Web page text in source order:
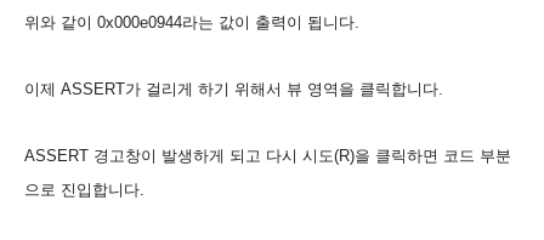
위와 같이 0x000e0944라는 값이 출력이 됩니다.
이제 ASSERT가 걸리게 하기 위해서 뷰 영역을 클릭합니다.
ASSERT 경고창이 발생하게 되고 다시 시도(R)을 클릭하면 코드 부분
으로 진입합니다.